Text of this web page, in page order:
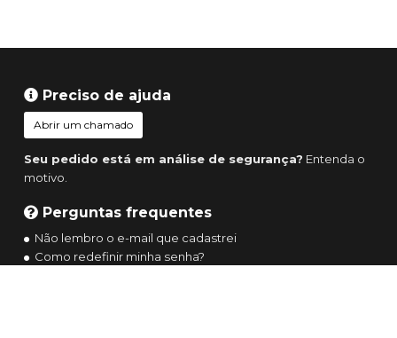
Preciso de ajuda
Abrir um chamado
Seu pedido está em análise de segurança? Entenda o
motivo.
Perguntas frequentes
Não lembro o e-mail que cadastrei
Como redefinir minha senha?